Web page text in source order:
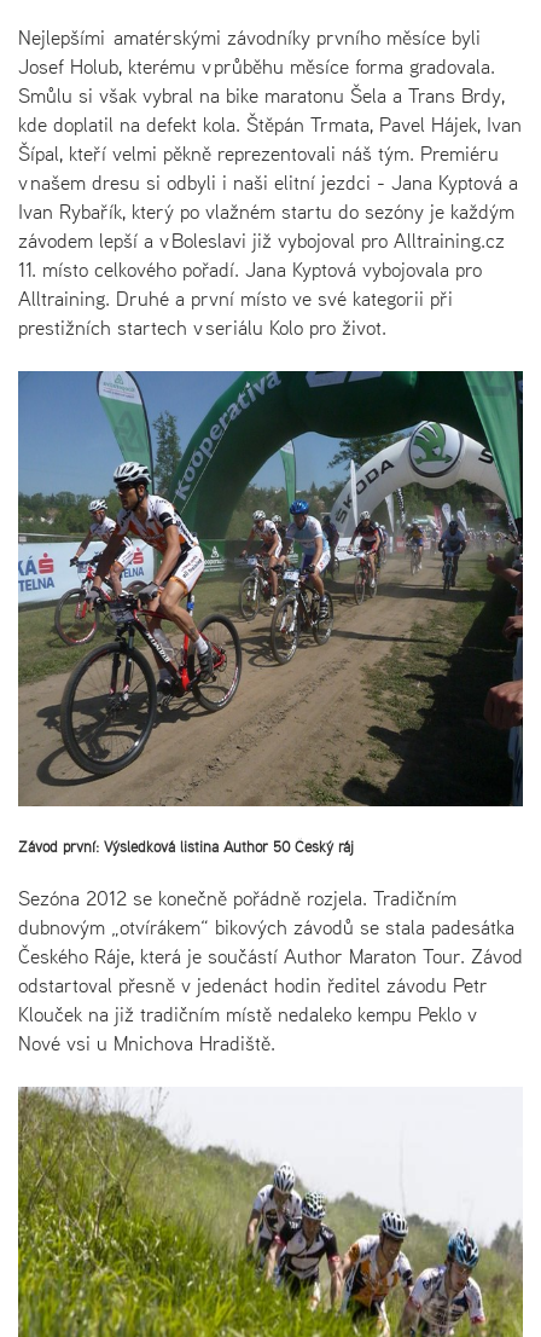
Nejlepšími amatérskými závodníky prvního měsíce byli
Josef Holub, kterému v průběhu měsíce forma gradovala.
Smůlu si však vybral na bike maratonu Šela a Trans Brdy,
kde doplatil na defekt kola. Štěpán Trmata, Pavel Hájek, Ivan
Šípal, kteří velmi pěkně reprezentovali náš tým. Premiéru
v našem dresu si odbyli i naši elitní jezdci - Jana Kyptová a
Ivan Rybařík, který po vlažném startu do sezóny je každým
závodem lepší a v Boleslavi již vybojoval pro Alltraining.cz
11. místo celkového pořadí. Jana Kyptová vybojovala pro
Alltraining. Druhé a první místo ve své kategorii při
prestižních startech v seriálu Kolo pro život.
Závod první: Výsledková listina Author 50 Český ráj
Sezóna 2012 se konečně pořádně rozjela. Tradičním
dubnovým „otvírákem“ bikových závodů se stala padesátka
Českého Ráje, která je součástí Author Maraton Tour. Závod
odstartoval přesně v jedenáct hodin ředitel závodu Petr
Klouček na již tradičním místě nedaleko kempu Peklo v
Nové vsi u Mnichova Hradiště.